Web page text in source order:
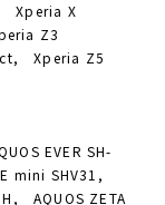
Xperia X
Z3
Xperia Z5
EVER SH-
mini SHV31,
AQUOS ZETA